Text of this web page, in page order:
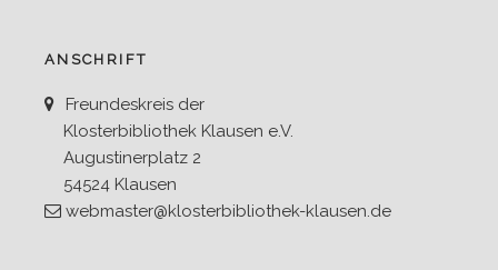
ANSCHRIFT
Freundeskreis der
Klosterbibliothek Klausen e.V.
Augustinerplatz 2
54524 Klausen
webmaster@klosterbibliothek-klausen.de